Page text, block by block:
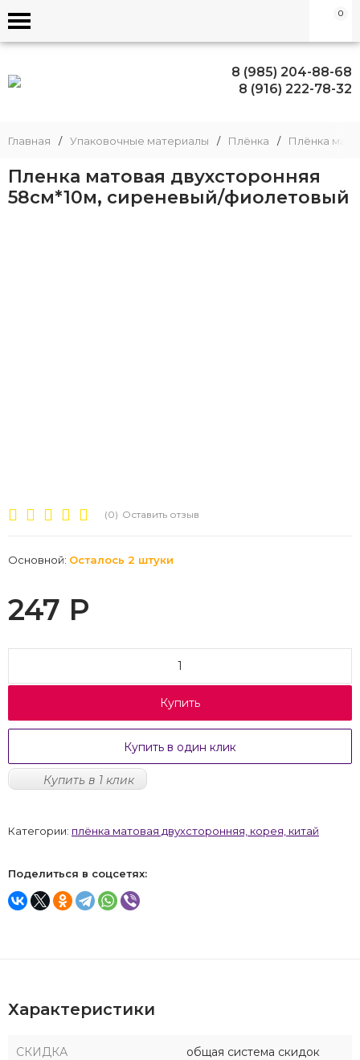
0
8 (985) 204-88-68
8 (916) 222-78-32
Главная / Упаковочные материалы / Плёнка / Плёнка
Пленка матовая двухсторонняя
58см*10м, сиреневый/фиолетовый
(0) Оставить отзыв
Основной: Осталось 2 штуки
247 Р
Купить
Купить в один клик
Купить в 1 клик
Категории: плёнка матовая двухсторонняя, корея, китай
Поделиться в соцсетях:
Характеристики
СКИДКА общая система скидок